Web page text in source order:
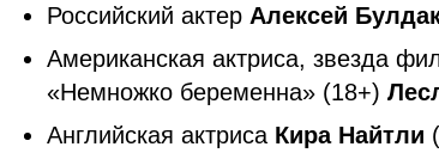
Российский актер Алексей
Американская актриса, звезда
«Немножко беременна» (18+)
Английская актриса Кира Найтли